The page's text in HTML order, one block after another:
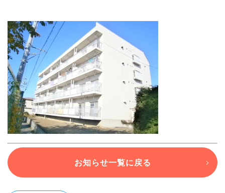
芹田不動産の強み
スタッフ紹介
会社紹介
ブログ
退去連絡フォームはこちら
お部屋探し専用LINEはこちら
お知らせ一覧に戻る